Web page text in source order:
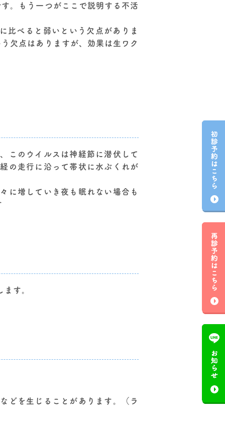
。もう一つがここで説明する不活
比べると弱いという欠点がありま
欠点はありますが、効果は生ワク
このウイルスは神経節に潜伏して
の走行に沿って帯状に水ぶくれが
に増していき夜も眠れない場合も
す。
どを生じることがあります。（ラ